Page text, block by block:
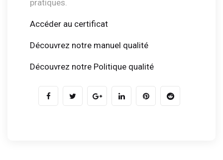
pratiques.
Accéder au certificat
Découvrez notre manuel qualité
Découvrez notre Politique qualité